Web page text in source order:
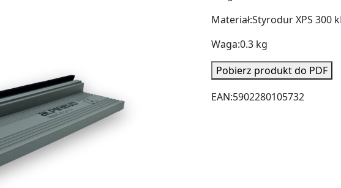
Materiał:Styrodur XPS 300
Waga:0.3 kg
Pobierz produkt do PDF
EAN:5902280105732